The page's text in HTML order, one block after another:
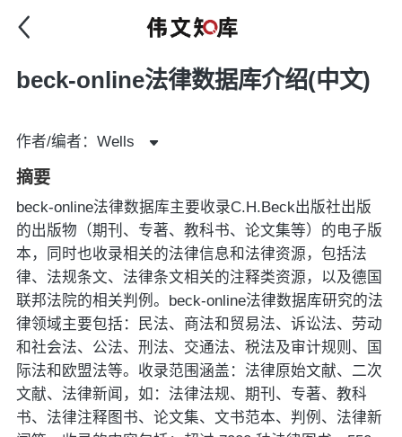
beck-online法律数据库介绍(中文)
作者/编者：Wells
摘要
beck-online法律数据库主要收录C.H.Beck出版社出版
的出版物（期刊、专著、教科书、论文集等）的电子版
本，同时也收录相关的法律信息和法律资源，包括法
律、法规条文、法律条文相关的注释类资源，以及德国
联邦法院的相关判例。beck-online法律数据库研究的法
律领域主要包括：民法、商法和贸易法、诉讼法、劳动
和社会法、公法、刑法、交通法、税法及审计规则、国
际法和欧盟法等。收录范围涵盖：法律原始文献、二次
文献、法律新闻，如：法律法规、期刊、专著、教科
书、法律注释图书、论文集、文书范本、判例、法律新